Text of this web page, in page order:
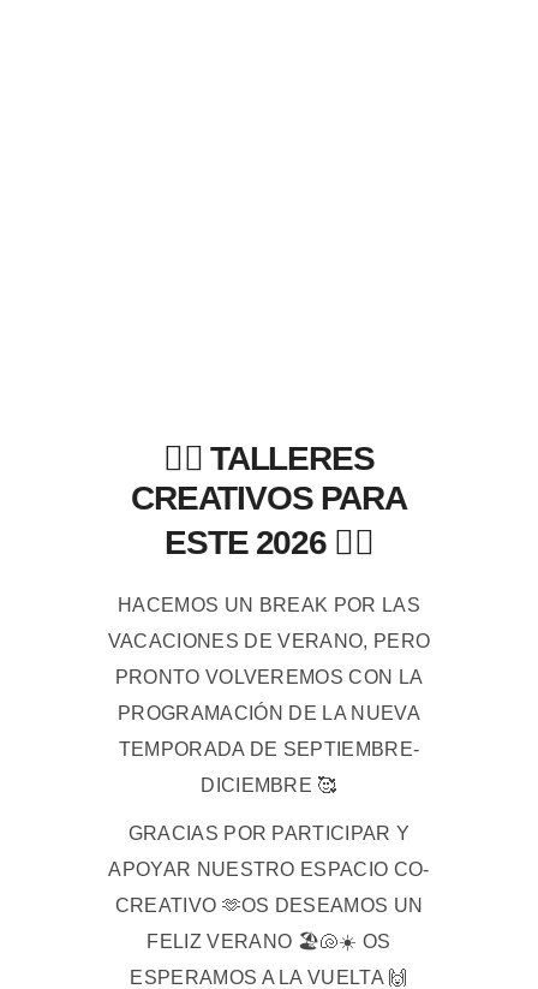
👇🏽 TALLERES
CREATIVOS PARA
ESTE 2026 👇🏽
HACEMOS UN BREAK POR LAS
VACACIONES DE VERANO, PERO
PRONTO VOLVEREMOS CON LA
PROGRAMACIÓN DE LA NUEVA
TEMPORADA DE SEPTIEMBRE-
DICIEMBRE 🥰
GRACIAS POR PARTICIPAR Y
APOYAR NUESTRO ESPACIO CO-
CREATIVO 🫶OS DESEAMOS UN
FELIZ VERANO 🏖️🐚☀️ OS
ESPERAMOS A LA VUELTA 🙌